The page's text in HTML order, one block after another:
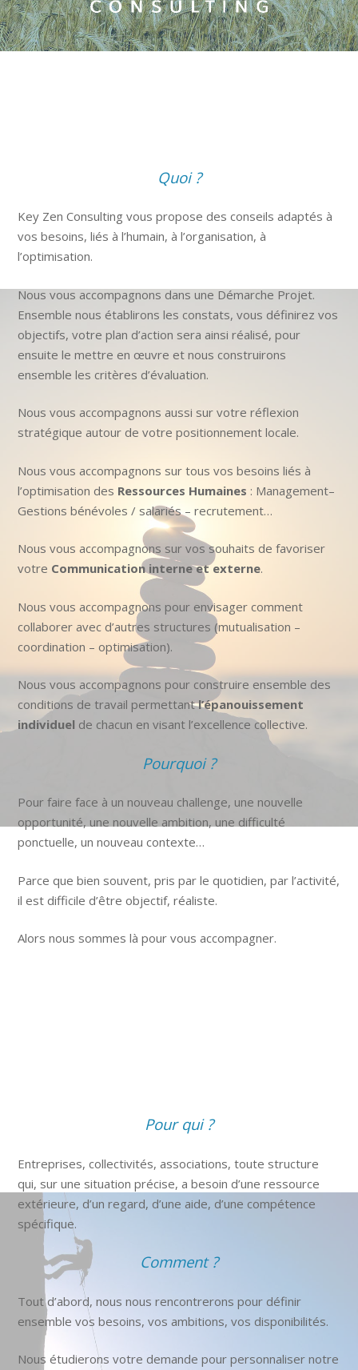
Quoi ?
Key Zen Consulting vous propose des conseils adaptés à
vos besoins, liés à l’humain, à l’organisation, à
l’optimisation.
Nous vous accompagnons dans une Démarche Projet.
Ensemble nous établirons les constats, vous définirez vos
objectifs, votre plan d’action sera ainsi réalisé, pour
ensuite le mettre en œuvre et nous construirons
ensemble les critères d’évaluation.
Nous vous accompagnons aussi sur votre réflexion
stratégique autour de votre positionnement locale.
Nous vous accompagnons sur tous vos besoins liés à
l’optimisation des Ressources Humaines : Management–
Gestions bénévoles / salariés – recrutement…
Nous vous accompagnons sur vos souhaits de favoriser
votre Communication interne et externe.
Nous vous accompagnons pour envisager comment
collaborer avec d’autres structures (mutualisation –
coordination – optimisation).
Nous vous accompagnons pour construire ensemble des
conditions de travail permettantl’épanouissement
individuel de chacun en visant l’excellence collective.
Pourquoi ?
Pour faire face à un nouveau challenge, une nouvelle
opportunité, une nouvelle ambition, une difficulté
ponctuelle, un nouveau contexte…
Parce que bien souvent, pris par le quotidien, par l’activité,
il est difficile d’être objectif, réaliste.
Alors nous sommes là pour vous accompagner.
Pour qui ?
Entreprises, collectivités, associations, toute structure
qui, sur une situation précise, a besoin d’une ressource
extérieure, d’un regard, d’une aide, d’une compétence
spécifique.
Comment ?
Tout d’abord, nous nous rencontrerons pour définir
ensemble vos besoins, vos ambitions, vos disponibilités.
Nous étudierons votre demande pour personnaliser notre